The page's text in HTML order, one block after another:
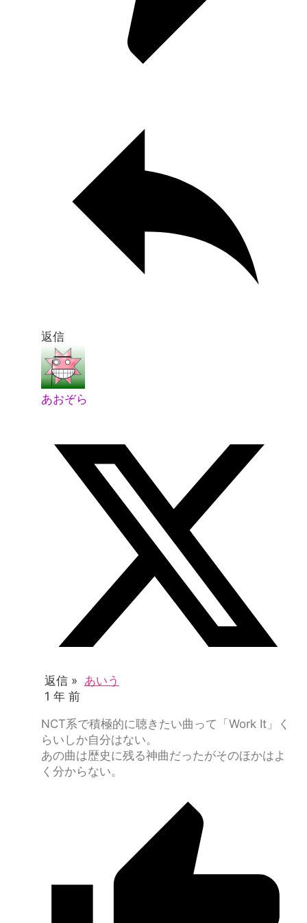
返信
あおぞら
返信 » あいう
1 年 前
NCT系で積極的に聴きたい曲って「Work It」く
らいしか自分はない。
あの曲は歴史に残る神曲だったがそのほかはよ
く分からない。